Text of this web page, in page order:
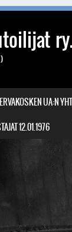
ry.
UA:N
12.01.1976